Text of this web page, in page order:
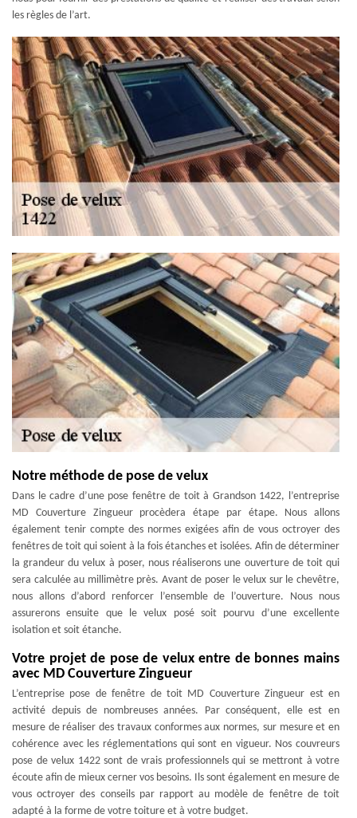
les règles de l’art.
Notre méthode de pose de velux
Dans le cadre d’une pose fenêtre de toit à Grandson 1422, l’entreprise
MD Couverture Zingueur procèdera étape par étape. Nous allons
également tenir compte des normes exigées afin de vous octroyer des
fenêtres de toit qui soient à la fois étanches et isolées. Afin de déterminer
la grandeur du velux à poser, nous réaliserons une ouverture de toit qui
sera calculée au millimètre près. Avant de poser le velux sur le chevêtre,
nous allons d’abord renforcer l’ensemble de l’ouverture. Nous nous
assurerons ensuite que le velux posé soit pourvu d’une excellente
isolation et soit étanche.
Votre projet de pose de velux entre de bonnes mains
avec MD Couverture Zingueur
L’entreprise pose de fenêtre de toit MD Couverture Zingueur est en
activité depuis de nombreuses années. Par conséquent, elle est en
mesure de réaliser des travaux conformes aux normes, sur mesure et en
cohérence avec les réglementations qui sont en vigueur. Nos couvreurs
pose de velux 1422 sont de vrais professionnels qui se mettront à votre
écoute afin de mieux cerner vos besoins. Ils sont également en mesure de
vous octroyer des conseils par rapport au modèle de fenêtre de toit
adapté à la forme de votre toiture et à votre budget.